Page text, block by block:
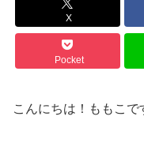
X
Pocket
こんにちは！ももこで